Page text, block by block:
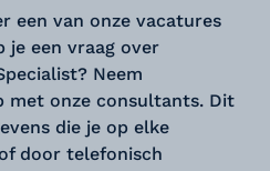
een van onze vacatures
je een vraag over
Neem
met onze consultants. Dit
die je op elke
door telefonisch